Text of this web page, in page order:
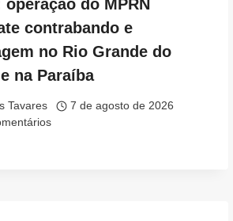
operação do MPRN
contrabando e
no Rio Grande do
na Paraíba
Tavares
7 de agosto de 2026